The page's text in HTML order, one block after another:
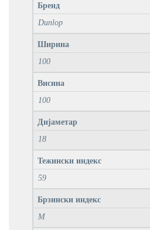
Бренд
Dunlop
Ширина
100
Висина
100
Дијаметар
18
Тежински индекс
59
Брзински индекс
M